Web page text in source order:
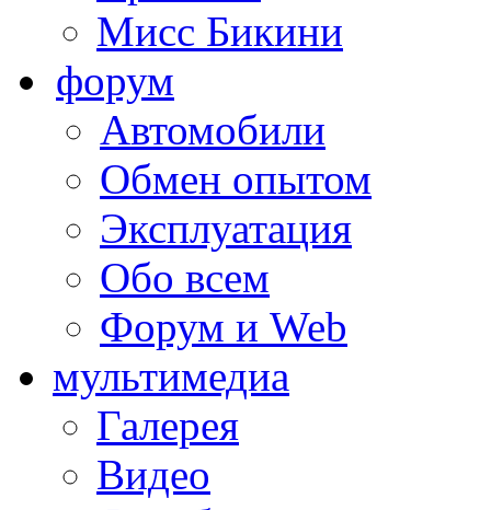
Мисс Бикини
форум
Автомобили
Обмен опытом
Эксплуатация
Обо всем
Форум и Web
мультимедиа
Галерея
Видео